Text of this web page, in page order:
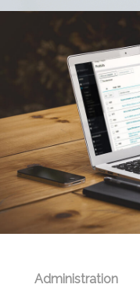
Administration